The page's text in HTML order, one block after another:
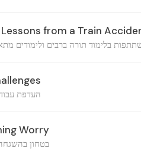
from a Train
בלימוד תורה ברבים ולימודים
העדפת
Worry
בטחון